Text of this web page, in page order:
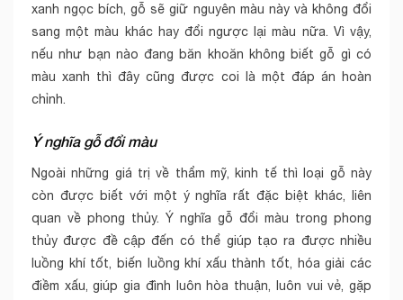
xanh ngọc bích, gỗ sẽ giữ nguyên màu này và không đổi
sang một màu khác hay đổi ngược lại màu nữa. Vì vậy,
nếu như bạn nào đang băn khoăn không biết gỗ gì có
màu xanh thì đây cũng được coi là một đáp án hoàn
chỉnh.
Ý nghĩa gỗ đổi màu
Ngoài những giá trị về thẩm mỹ, kinh tế thì loại gỗ này
còn được biết với một ý nghĩa rất đặc biệt khác, liên
quan về phong thủy. Ý nghĩa gỗ đổi màu trong phong
thủy được đề cập đến có thể giúp tạo ra được nhiều
luồng khí tốt, biến luồng khí xấu thành tốt, hóa giải các
điềm xấu, giúp gia đình luôn hòa thuận, luôn vui vẻ, gặp